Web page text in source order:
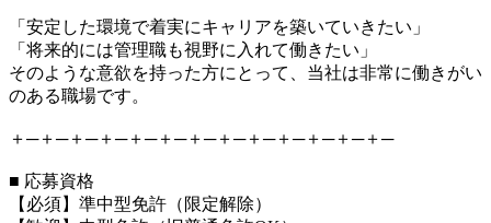
「安定した環境で着実にキャリアを築いていきたい」
「将来的には管理職も視野に入れて働きたい」
そのような意欲を持った方にとって、当社は非常に働きがい
のある職場です。
＋─＋─＋─＋─＋─＋─＋─＋─＋─＋─＋─＋─＋─
■ 応募資格
【必須】準中型免許（限定解除）